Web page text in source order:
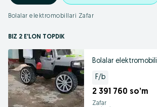
Bolalar elektromobillari Zafar
BIZ 2 E'LON TOPDIK
Bolalar elektromobili
F/b
2 391 760 so’m
Zafar